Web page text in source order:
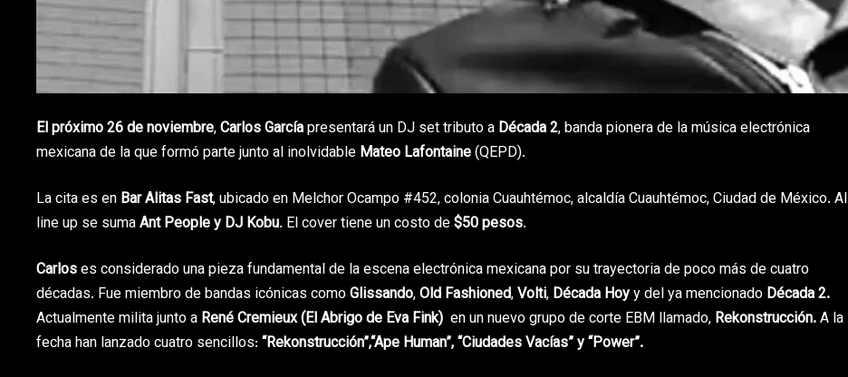
El próximo 26 de noviembre,Carlos Garcíapresentará un DJ set tributo a Década 2, banda pionera de la música electrónica
mexicana de la que formó parte junto al inolvidable Mateo Lafontaine(QEPD).
La cita es en Bar Alitas Fast, ubicado en Melchor Ocampo #452, colonia Cuauhtémoc, alcaldía Cuauhtémoc, Ciudad de México. Al
line up se sumaAnt People y DJ Kobu. El cover tiene un costo de$50 pesos.
Carloses considerado una pieza fundamental de la escena electrónica mexicana por su trayectoria de poco más de cuatro
décadas. Fue miembro de bandas icónicas comoGlissando,Old Fashioned,Volti, Década Hoyy del ya mencionado Década 2.
Actualmente milita junto a René Cremieux (El Abrigo de Eva Fink) en un nuevo grupo de corte EBM llamado, Rekonstrucción.A la
fecha han lanzado cuatro sencillos: “Rekonstrucción”,“Ape Human”, “Ciudades Vacías” y “Power”.